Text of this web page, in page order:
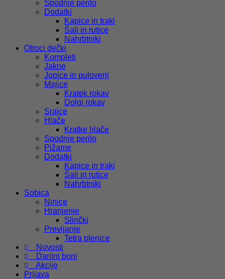
Spodnje perilo
Dodatki
Kapice in traki
Šali in rutice
Nahrbtniki
Otroci dečki
Kompleti
Jakne
Jopice in puloverji
Majice
Kratek rokav
Dolgi rokav
Srajce
Hlače
Kratke hlače
Spodnje perilo
Pižame
Dodatki
Kapice in traki
Šali in rutice
Nahrbtniki
Sobica
Ninice
Hranjenje
Slinčki
Previjanje
Tetra plenice
Novosti
Darilni boni
Akcije
Prijava